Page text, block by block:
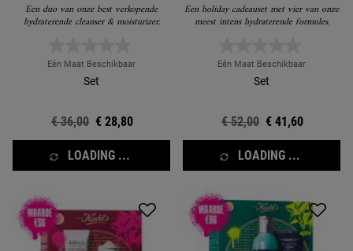
Een duo van onze best verkopende
hydraterende cleanser & moisturizer.
Eén Maat Beschikbaar
Set
Oude prijs
€ 36,00 Nieuwe prijs
€ 28,80
LOADING ...
Een holiday cadeauset met vier van onze
meest intens hydraterende formules.
Eén Maat Beschikbaar
Set
Oude prijs
€ 52,00 Nieuwe prijs
€ 41,60
LOADING ...